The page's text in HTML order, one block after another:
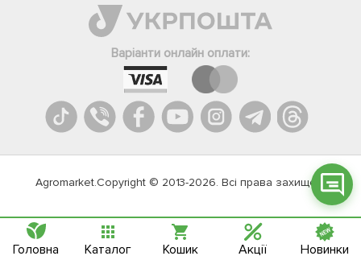
Варіанти онлайн оплати:
Agromarket.Copyright © 2013-2026. Всі права захищені
Телеграм
Вайбер
Онлайн чат
Головна Каталог Кошик Акції Новинки